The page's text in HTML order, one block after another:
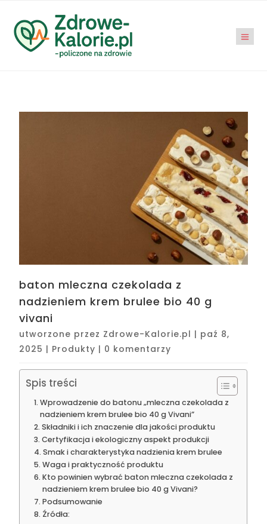
baton mleczna czekolada z
nadzieniem krem brulee bio 40 g
vivani
utworzone przez Zdrowe-Kalorie.pl | paź 8,
2025 | Produkty | 0 komentarzy
Spis treści
Wprowadzenie do batonu „mleczna czekolada z
nadzieniem krem brulee bio 40 g Vivani”
Składniki i ich znaczenie dla jakości produktu
Certyfikacja i ekologiczny aspekt produkcji
Smak i charakterystyka nadzienia krem brulee
Waga i praktyczność produktu
Kto powinien wybrać baton mleczna czekolada z
nadzieniem krem brulee bio 40 g Vivani?
Podsumowanie
Źródła: